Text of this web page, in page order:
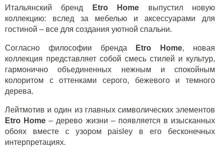
Итальянский бренд Etro Home
выпустил новую
коллекцию: вслед за мебелью и аксессуарами для
гостиной – все для создания уютной спальни.
Согласно философии бренда Etro Home, новая
коллекция представляет собой смесь стилей и культур,
гармонично объединенных нежным и спокойным
колоритом с оттенками серого, бежевого и темного
дерева.
Лейтмотив и один из главных символических элементов
Etro Home – дерево жизни – появляется в изысканных
обоях вместе с узором paisley
в его бесконечных
интерпретациях.